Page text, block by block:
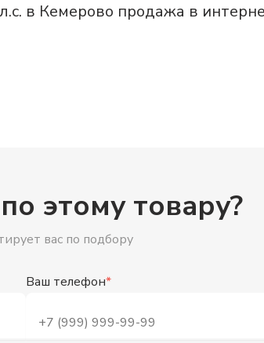
в Кемерово продажа в
этому товару?
вас по подбору
Ваш телефон*